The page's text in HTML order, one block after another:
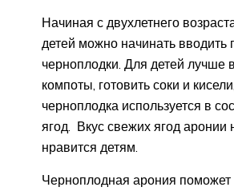
Начиная с двухлетнего
детей можно начинать вводить
черноплодки. Для детей лучше
компоты, готовить соки и
черноплодка используется в
ягод. Вкус свежих ягод аронии
нравится детям.
Черноплодная арония